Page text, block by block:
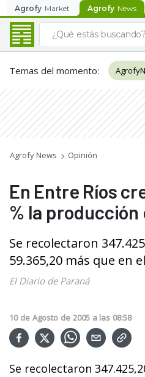
Agrofy Market Agrofy News
Temas del momento:
Agrofy News Opinión
En Entre Ríos
% la producción
Se recolectaron
59.365,20 más que en
El Diario de Paraná
10 de Agosto de 2005 a las 08:58
Se recolectaron